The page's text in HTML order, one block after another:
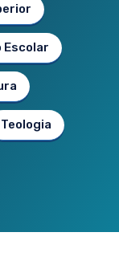
Escolar
Teologia